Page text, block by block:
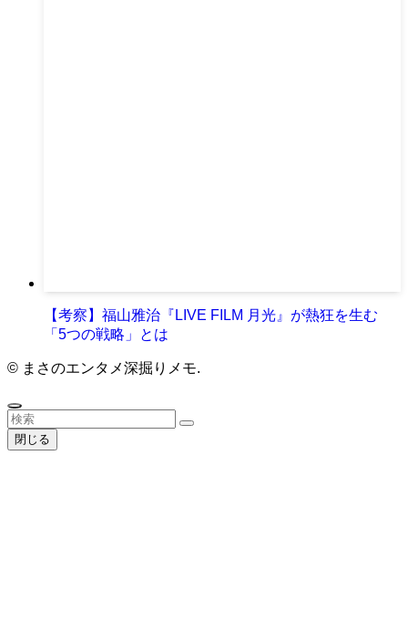
【考察】福山雅治『LIVE FILM 月光』が熱狂を生む
「5つの戦略」とは
© まさのエンタメ深掘りメモ.
閉じる